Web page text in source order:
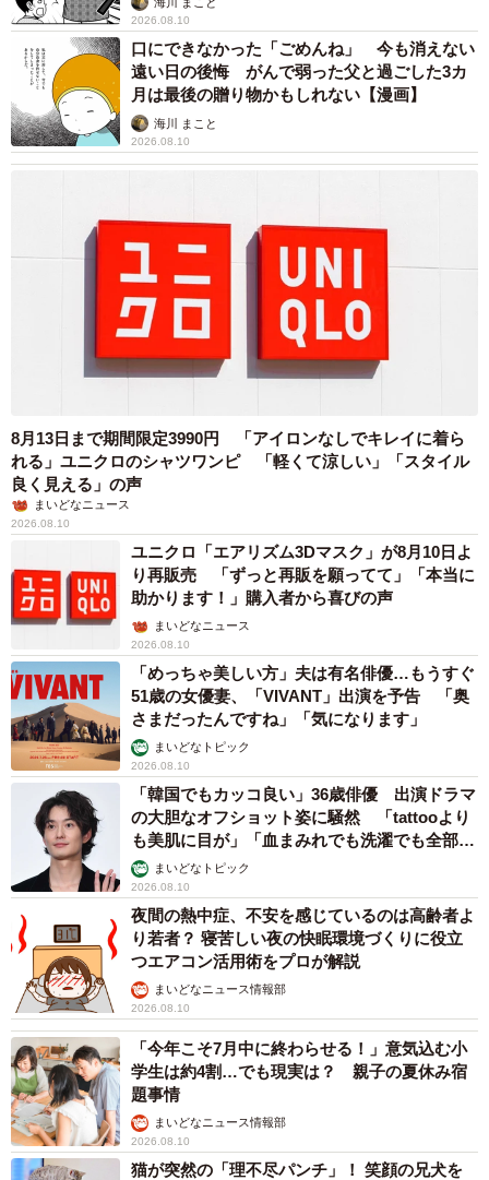
2026.08.10
口にできなかった「ごめんね」 今も消えない
遠い日の後悔 がんで弱った父と過ごした3カ
月は最後の贈り物かもしれない【漫画】
海川 まこと
2026.08.10
8月13日まで期間限定3990円 「アイロンなしでキレイに着ら
れる」ユニクロのシャツワンピ 「軽くて涼しい」「スタイル
良く見える」の声
まいどなニュース
2026.08.10
ユニクロ「エアリズム3Dマスク」が8月10日よ
り再販売 「ずっと再販を願ってて」「本当に
助かります！」購入者から喜びの声
まいどなニュース
2026.08.10
「めっちゃ美しい方」夫は有名俳優…もうすぐ
51歳の女優妻、「VIVANT」出演を予告 「奥
さまだったんですね」「気になります」
まいどなトピック
2026.08.10
「韓国でもカッコ良い」36歳俳優 出演ドラマ
の大胆なオフショット姿に騒然 「tattooより
も美肌に目が」「血まみれでも洗濯でも全部か
っこいい」
まいどなトピック
2026.08.10
夜間の熱中症、不安を感じているのは高齢者よ
り若者？ 寝苦しい夜の快眠環境づくりに役立
つエアコン活用術をプロが解説
まいどなニュース情報部
2026.08.10
「今年こそ7月中に終わらせる！」意気込む小
学生は約4割…でも現実は？ 親子の夏休み宿
題事情
まいどなニュース情報部
2026.08.10
猫が突然の「理不尽パンチ」！ 笑顔の兄犬を